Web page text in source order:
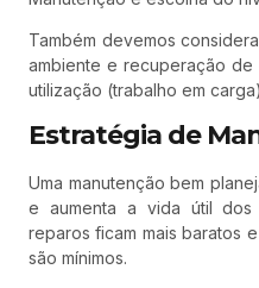
Também devemos
ambiente e recuperação
utilização (trabalho em
Estratégia de
Uma manutenção bem
e aumenta a vida útil dos
reparos ficam mais baratos
são mínimos.